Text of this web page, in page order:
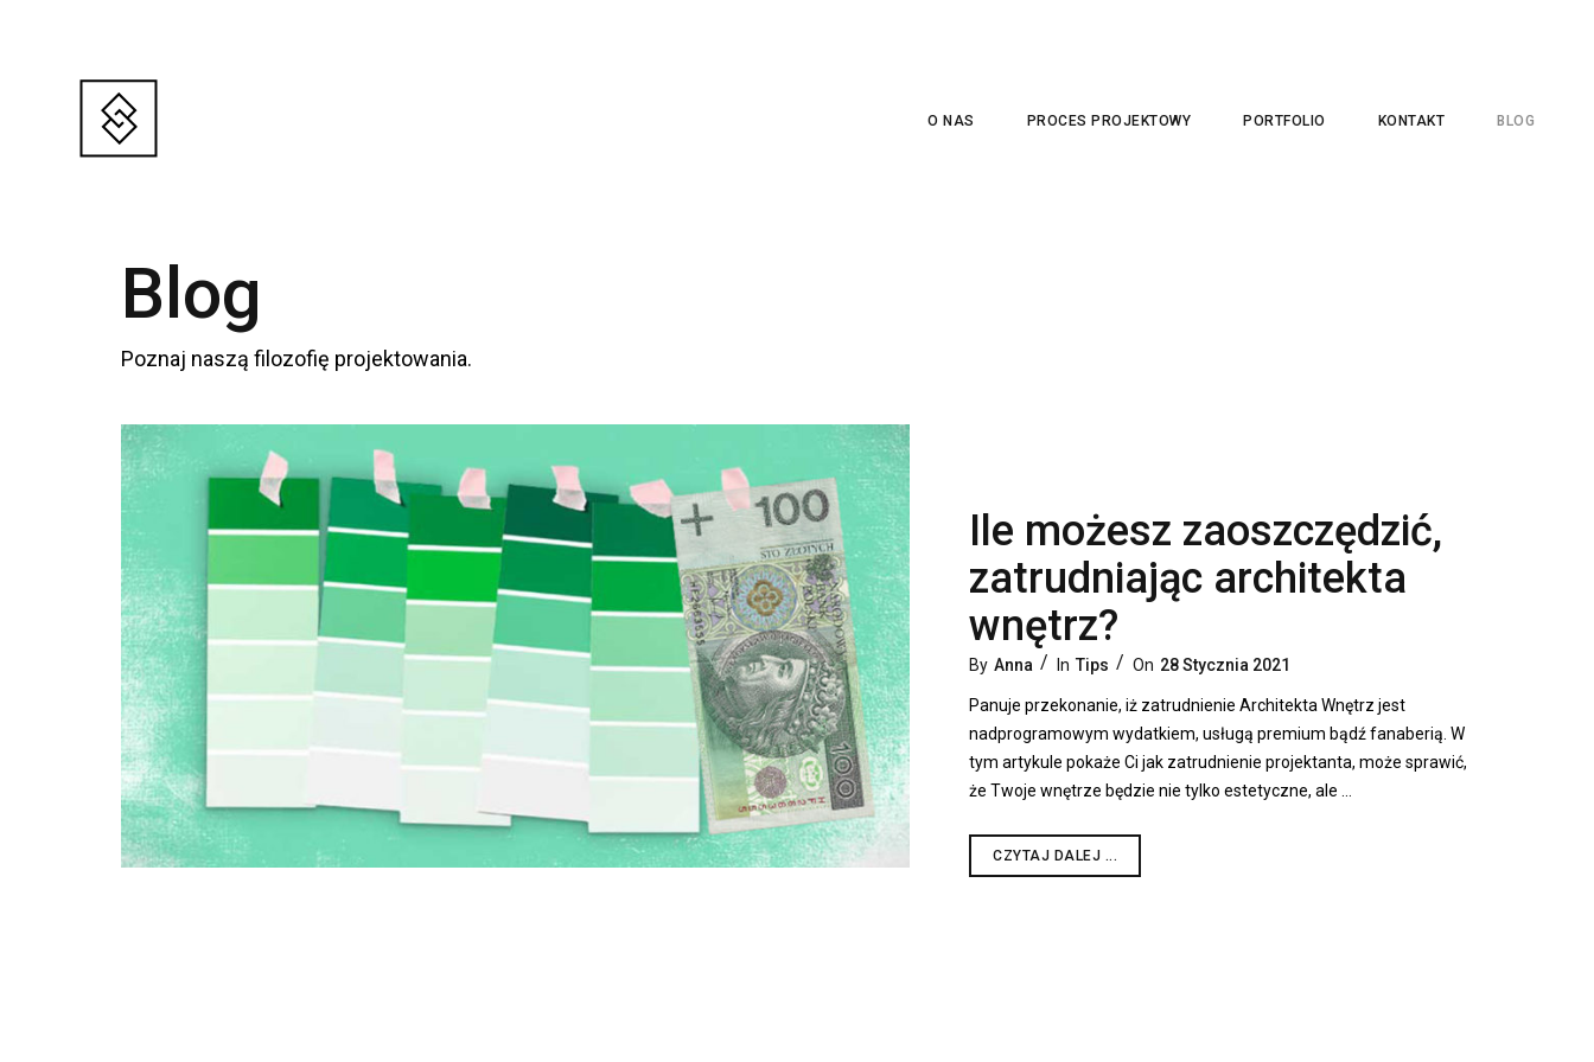
O NAS PROCES PROJEKTOWY PORTFOLIO KONTAKT BLOG
Blog
Poznaj naszą filozofię projektowania.
Ile możesz zaoszczędzić,
zatrudniając architekta
wnętrz?
By Anna In Tips On 28 Stycznia 2021
Panuje przekonanie, iż zatrudnienie Architekta Wnętrz jest
nadprogramowym wydatkiem, usługą premium bądź fanaberią. W
tym artykule pokaże Ci jak zatrudnienie projektanta, może sprawić,
że Twoje wnętrze będzie nie tylko estetyczne, ale …
CZYTAJ DALEJ ...